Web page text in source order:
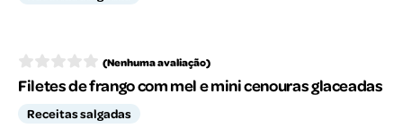
(Nenhuma avaliação)
Filetes de frango com mel e mini cenouras glaceadas
Receitas salgadas